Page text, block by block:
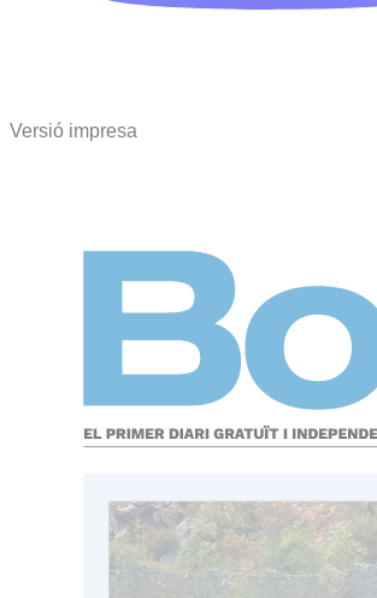
Versió impresa